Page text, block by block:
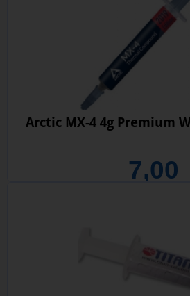
Arctic MX-4 4g Premium
7,00